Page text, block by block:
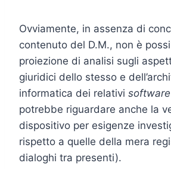
Ovviamente, in assenza di
contenuto del D.M., non è
proiezione di analisi sugli
giuridici dello stesso e
informatica dei relativi software
potrebbe riguardare anche la
dispositivo per esigenze
rispetto a quelle della mera
dialoghi tra presenti).